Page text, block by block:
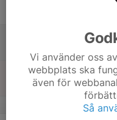
Vi använder oss
webbplats ska
även för
Så